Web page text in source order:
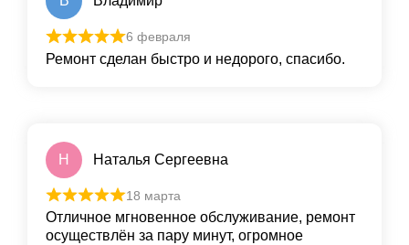
6 февраля
Ремонт сделан быстро и недорого, спасибо.
Н Наталья Сергеевна
18 марта
Отличное мгновенное обслуживание, ремонт
осуществлён за пару минут, огромное